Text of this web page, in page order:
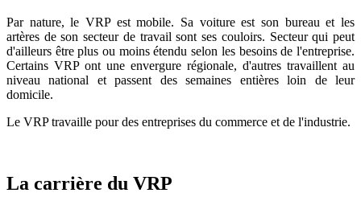
Par nature, le VRP est mobile. Sa voiture est son bureau et les
artères de son secteur de travail sont ses couloirs. Secteur qui peut
d'ailleurs être plus ou moins étendu selon les besoins de l'entreprise.
Certains VRP ont une envergure régionale, d'autres travaillent au
niveau national et passent des semaines entières loin de leur
domicile.
Le VRP travaille pour des entreprises du commerce et de l'industrie.
La carrière du VRP